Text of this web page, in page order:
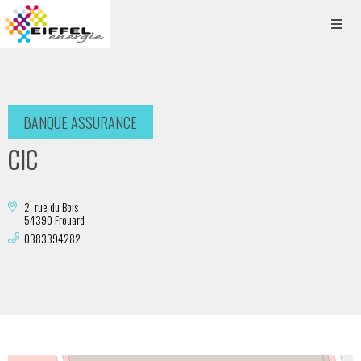
BANQUE ASSURANCE
CIC
2, rue du Bois
54390 Frouard
0383394282